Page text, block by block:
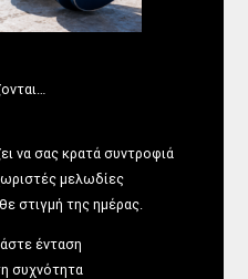
να σας κρατά συντροφιά
μελωδίες
στιγμή της ημέρας.
ένταση
συχνότητα